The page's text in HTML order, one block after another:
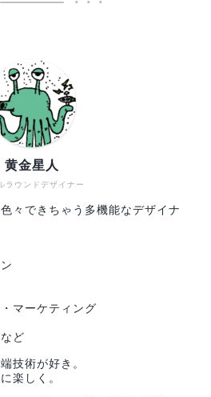
ラウンドデザイナー
黄金星人
々できちゃう多機能なデザイナ
マーケティング
ど
技術が好き。
楽しく。